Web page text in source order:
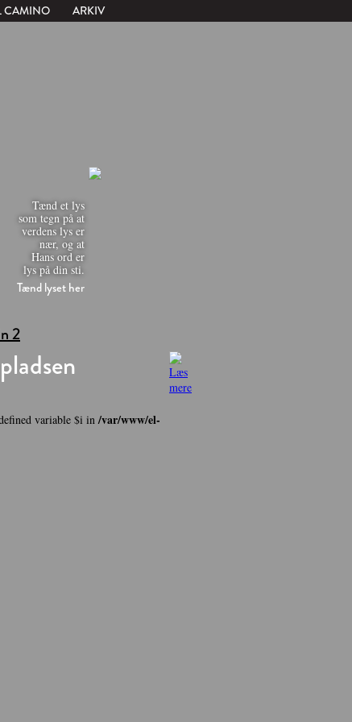
CAMINO ARKIV
Tænd et lys
som tegn på at
verdens lys er
nær, og at
Hans ord er
lys på din sti.
Tænd lyset her
2
variable $i in/var/www/el-